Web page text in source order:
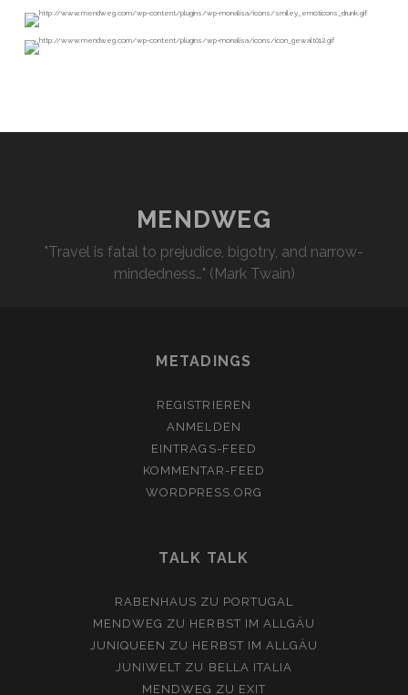
MENDWEG
"Travel is fatal to prejudice, bigotry, and narrow-
mindedness…" (Mark Twain)
METADINGS
REGISTRIEREN
ANMELDEN
EINTRAGS-FEED
KOMMENTAR-FEED
WORDPRESS.ORG
TALK TALK
RABENHAUS ZU PORTUGAL
MENDWEG ZU HERBST IM ALLGÄU
JUNIQUEEN ZU HERBST IM ALLGÄU
JUNIWELT ZU BELLA ITALIA
MENDWEG ZU EXIT